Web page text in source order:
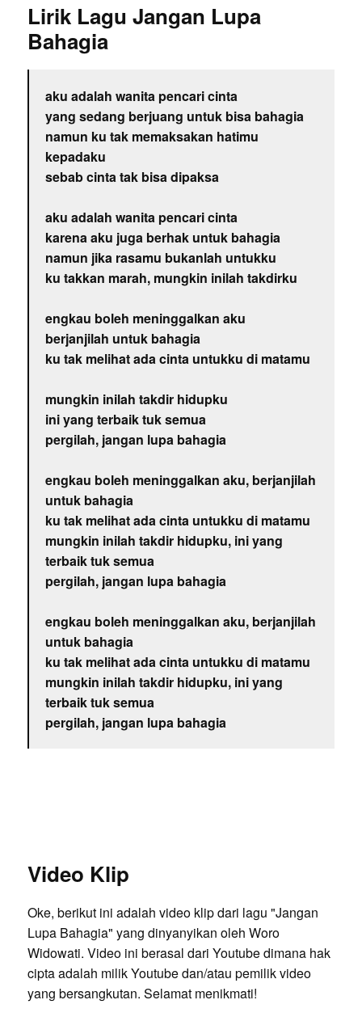
Lirik Lagu Jangan Lupa
Bahagia
aku adalah wanita pencari cinta
yang sedang berjuang untuk bisa bahagia
namun ku tak memaksakan hatimu
kepadaku
sebab cinta tak bisa dipaksa
aku adalah wanita pencari cinta
karena aku juga berhak untuk bahagia
namun jika rasamu bukanlah untukku
ku takkan marah, mungkin inilah takdirku
engkau boleh meninggalkan aku
berjanjilah untuk bahagia
ku tak melihat ada cinta untukku di matamu
mungkin inilah takdir hidupku
ini yang terbaik tuk semua
pergilah, jangan lupa bahagia
engkau boleh meninggalkan aku, berjanjilah
untuk bahagia
ku tak melihat ada cinta untukku di matamu
mungkin inilah takdir hidupku, ini yang
terbaik tuk semua
pergilah, jangan lupa bahagia
engkau boleh meninggalkan aku, berjanjilah
untuk bahagia
ku tak melihat ada cinta untukku di matamu
mungkin inilah takdir hidupku, ini yang
terbaik tuk semua
pergilah, jangan lupa bahagia
Video Klip
Oke, berikut ini adalah video klip dari lagu "Jangan
Lupa Bahagia" yang dinyanyikan oleh Woro
Widowati. Video ini berasal dari Youtube dimana hak
cipta adalah milik Youtube dan/atau pemilik video
yang bersangkutan. Selamat menikmati!